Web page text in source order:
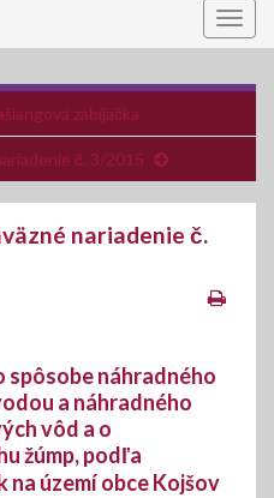
zabíjačka
č. 3/2015
nariadenie č.
spôsobe náhradného
a náhradného
vôd a o
žúmp, podľa
na území obce Kojšov